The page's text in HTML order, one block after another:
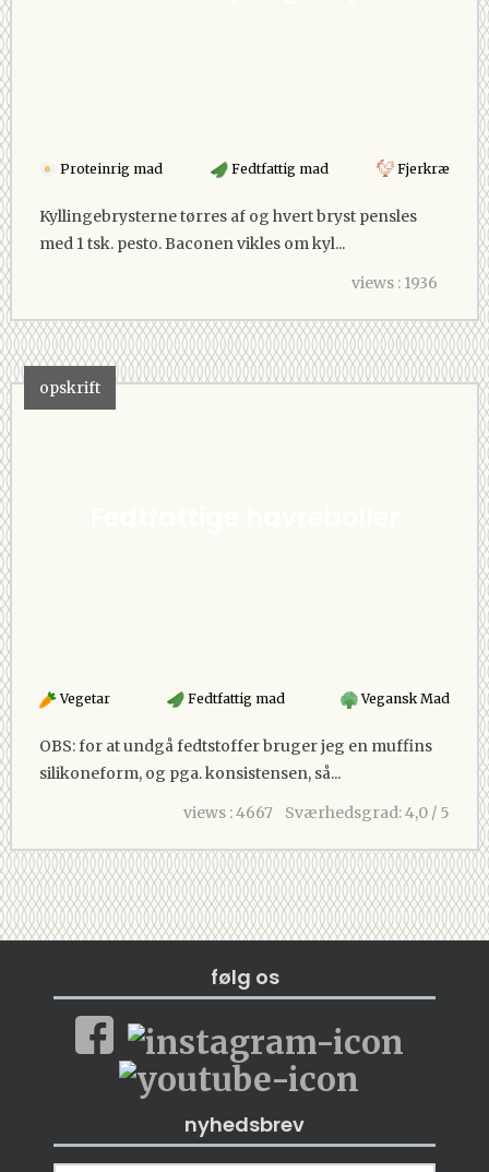
Proteinrig mad Fedtfattig mad Fjerkræ
Kyllingebrysterne tørres af og hvert bryst pensles
med 1 tsk. pesto. Baconen vikles om kyl...
views : 1936
opskrift
Vegetar Fedtfattig mad Vegansk Mad
OBS: for at undgå fedtstoffer bruger jeg en muffins
silikoneform, og pga. konsistensen, så...
Sværhedsgrad: 4,0 / 5
views : 4667
følg os
nyhedsbrev